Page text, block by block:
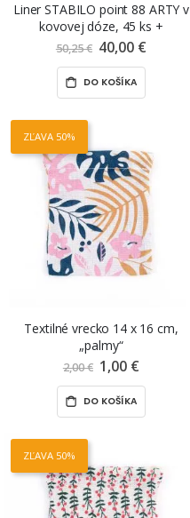
Liner STABILO point 88 ARTY v
kovovej dóze, 45 ks +
zvýrazňovače STABILO BOSS by
50,25 € Znížená
cena
40,00 €
DO KOŠÍKA
ZĽAVA 50%
Textilné vrecko 14 x 16 cm,
„palmy“
2,00 € Znížená
cena
1,00 €
DO KOŠÍKA
ZĽAVA 50%